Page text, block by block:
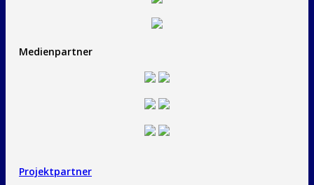
Medienpartner
Projektpartner